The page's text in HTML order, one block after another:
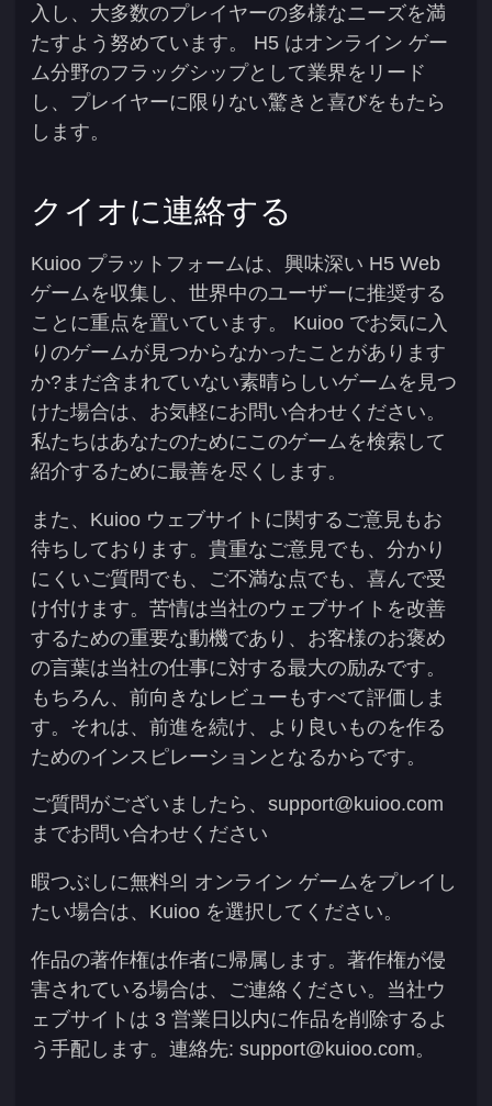
入し、大多数のプレイヤーの多様なニーズを満
たすよう努めています。 H5 はオンライン ゲー
ム分野のフラッグシップとして業界をリード
し、プレイヤーに限りない驚きと喜びをもたら
します。
クイオに連絡する
Kuioo プラットフォームは、興味深い H5 Web
ゲームを収集し、世界中のユーザーに推奨する
ことに重点を置いています。 Kuioo でお気に入
りのゲームが見つからなかったことがあります
か?まだ含まれていない素晴らしいゲームを見つ
けた場合は、お気軽にお問い合わせください。
私たちはあなたのためにこのゲームを検索して
紹介するために最善を尽くします。
また、Kuioo ウェブサイトに関するご意見もお
待ちしております。貴重なご意見でも、分かり
にくいご質問でも、ご不満な点でも、喜んで受
け付けます。苦情は当社のウェブサイトを改善
するための重要な動機であり、お客様のお褒め
の言葉は当社の仕事に対する最大の励みです。
もちろん、前向きなレビューもすべて評価しま
す。それは、前進を続け、より良いものを作る
ためのインスピレーションとなるからです。
ご質問がございましたら、 support@kuioo.com
までお問い合わせください
暇つぶしに無料의 オンライン ゲームをプレイし
たい場合は、Kuioo を選択してください。
作品の著作権は作者に帰属します。著作権が侵
害されている場合は、ご連絡ください。当社ウ
ェブサイトは 3 営業日以内に作品を削除するよ
う手配します。連絡先: support@kuioo.com。